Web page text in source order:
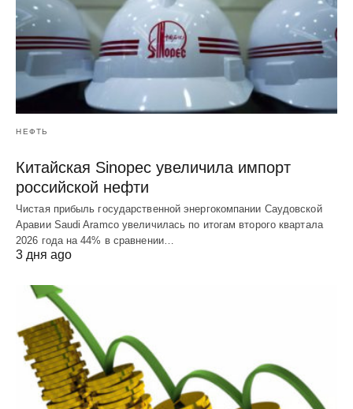
НЕФТЬ
Китайская Sinopec увеличила импорт
российской нефти
Чистая прибыль государственной энергокомпании Саудовской
Аравии Saudi Aramco увеличилась по итогам второго квартала
2026 года на 44% в сравнении…
3 дня ago